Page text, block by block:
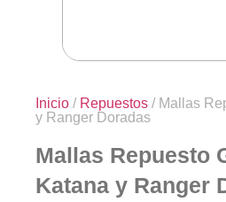
Inicio / Repuestos / Mallas
y Ranger Doradas
Mallas Repuesto
Katana y Ranger